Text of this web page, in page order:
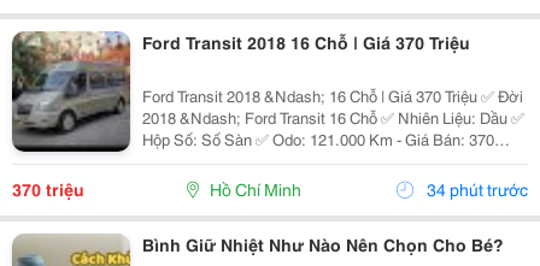
Ford Transit 2018 16 Chỗ | Giá 370 Triệu
Ford Transit 2018 &Ndash; 16 Chỗ | Giá 370 Triệu ✅ Đời
2018 &Ndash; Ford Transit 16 Chỗ ✅ Nhiên Liệu: Dầu ✅
Hộp Số: Số Sàn ✅ Odo: 121.000 Km - Giá Bán: 370
Triệu - Xem Xe: 76/45/14 Đường 19, P. Linh Chiểu, Tp.
370 triệu Hồ Chí Minh 34 phút trước
Bình Giữ Nhiệt Như Nào Nên Chọn Cho Bé?